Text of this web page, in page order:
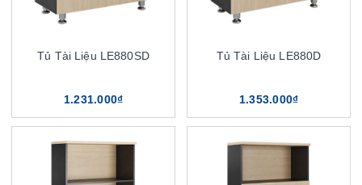
Tủ Tài Liệu LE880SD
1.231.000₫
Tủ Tài Liệu LE880D
1.353.000₫